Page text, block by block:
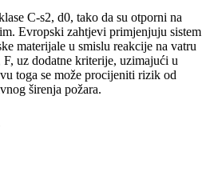
C-s2, d0, tako da su otporni na
Evropski zahtjevi primjenjuju sistem
materijale u smislu reakcije na vatru
uz dodatne kriterije, uzimajući u
toga se može procijeniti rizik od
širenja požara.